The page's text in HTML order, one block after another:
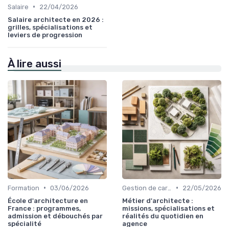
Salaire •
22/04/2026
Salaire architecte en 2026 :
grilles, spécialisations et
leviers de progression
À lire aussi
Formation • 03/06/2026
École d'architecture en
France : programmes,
admission et débouchés par
spécialité
•
22/05/2026
Métier d'architecte :
missions, spécialisations et
réalités du quotidien en
agence